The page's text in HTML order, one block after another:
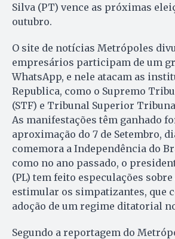
Silva (PT) vence as próximas
outubro.
O site de notícias Metrópoles
empresários participam de um
WhatsApp, e nele atacam as
Republica, como o Supremo
(STF) e Tribunal Superior
As manifestações têm ganhado
aproximação do 7 de Setembro,
comemora a Independência do
como no ano passado, o
(PL) tem feito especulações sobre
estimular os simpatizantes, que
adoção de um regime ditatorial
Segundo a reportagem do